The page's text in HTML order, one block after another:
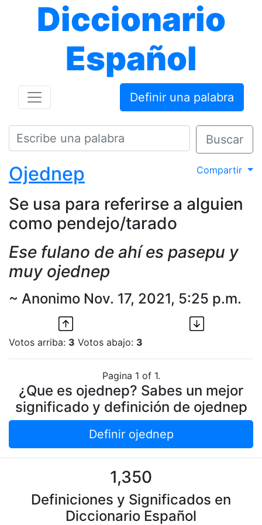
Diccionario
Español
Definir una palabra
Buscar
Compartir
Ojednep
Se usa para referirse a alguien
como pendejo/tarado
Ese fulano de ahí es pasepu y
muy ojednep
~ Anonimo Nov. 17, 2021, 5:25 p.m.
Votos arriba: 3 Votos abajo: 3
Pagina 1 of 1.
¿Que es ojednep? Sabes un mejor
significado y definición de ojednep
Definir ojednep
1,350
Definiciones y Significados en
Diccionario Español